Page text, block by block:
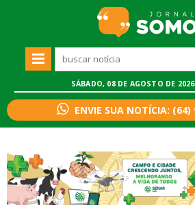
SÁBADO, 08 DE AGOSTO DE 2026
ENVIE SUA NOTÍCIA: